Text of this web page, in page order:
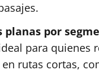
planas por
para quienes
rutas cortas,